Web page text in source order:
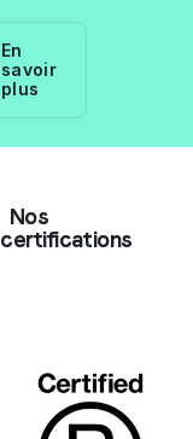
En
savoir
plus
Nos
certifications